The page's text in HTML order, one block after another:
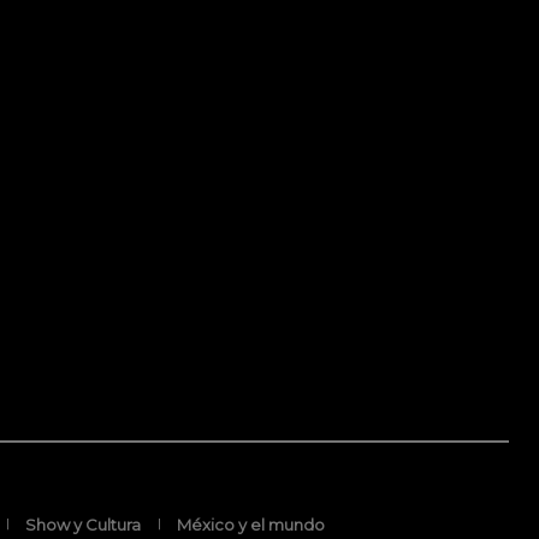
Show y Cultura México y el mundo